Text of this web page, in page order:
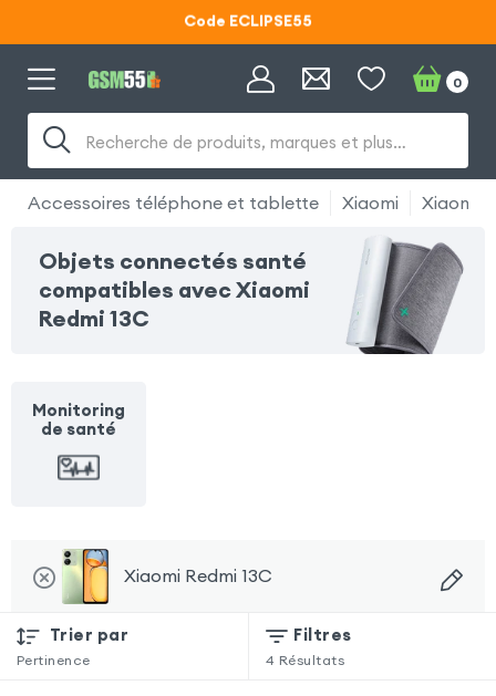
Code ECLIPSE55
Recherche de produits, marques et plus…
0
Accessoires téléphone et tablette Xiaomi Xiaomi
Objets connectés santé
compatibles avec Xiaomi
Redmi 13C
Monitoring
de santé
Xiaomi Redmi 13C
Trier par
Pertinence
Filtres
4 Résultats